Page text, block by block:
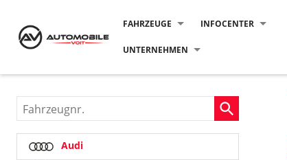
FAHRZEUGE INFOCENTER
UNTERNEHMEN
Fahrzeugnr.
Audi